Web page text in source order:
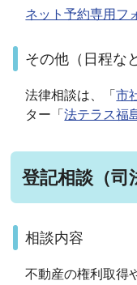
ネット予約専用フ
その他（日程な
法律相談は、「市
ター「法テラス福
登記相談（司
相談内容
不動産の権利取得